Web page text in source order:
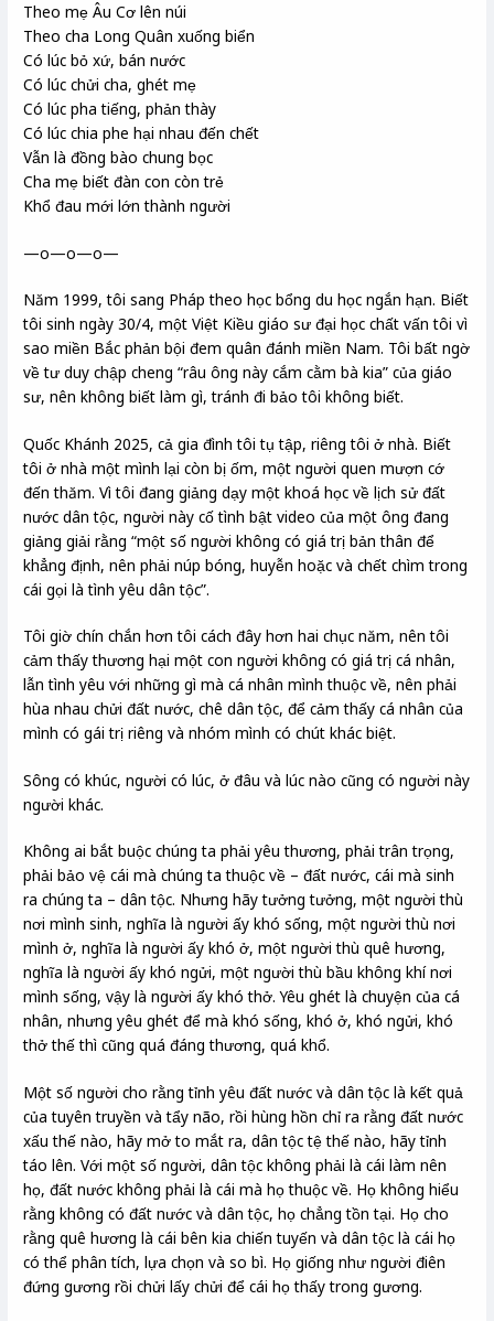
Theo mẹ Âu Cơ lên núi
Theo cha Long Quân xuống biển
Có lúc bỏ xứ, bán nước
Có lúc chửi cha, ghét mẹ
Có lúc pha tiếng, phản thày
Có lúc chia phe hại nhau đến chết
Vẫn là đồng bào chung bọc
Cha mẹ biết đàn con còn trẻ
Khổ đau mới lớn thành người
—o—o—o—
Năm 1999, tôi sang Pháp theo học bổng du học ngắn hạn. Biết
tôi sinh ngày 30/4, một Việt Kiều giáo sư đại học chất vấn tôi vì
sao miền Bắc phản bội đem quân đánh miền Nam. Tôi bất ngờ
về tư duy chập cheng “râu ông này cắm cằm bà kia” của giáo
sư, nên không biết làm gì, tránh đi bảo tôi không biết.
Quốc Khánh 2025, cả gia đình tôi tụ tập, riêng tôi ở nhà. Biết
tôi ở nhà một mình lại còn bị ốm, một người quen mượn cớ
đến thăm. Vì tôi đang giảng dạy một khoá học về lịch sử đất
nước dân tộc, người này cố tình bật video của một ông đang
giảng giải rằng “một số người không có giá trị bản thân để
khẳng định, nên phải núp bóng, huyễn hoặc và chết chìm trong
cái gọi là tình yêu dân tộc”.
Tôi giờ chín chắn hơn tôi cách đây hơn hai chục năm, nên tôi
cảm thấy thương hại một con người không có giá trị cá nhân,
lẫn tình yêu với những gì mà cá nhân mình thuộc về, nên phải
hùa nhau chửi đất nước, chê dân tộc, để cảm thấy cá nhân của
mình có gái trị riêng và nhóm mình có chút khác biệt.
Sông có khúc, người có lúc, ở đâu và lúc nào cũng có người này
người khác.
Không ai bắt buộc chúng ta phải yêu thương, phải trân trọng,
phải bảo vệ cái mà chúng ta thuộc về – đất nước, cái mà sinh
ra chúng ta – dân tộc. Nhưng hãy tưởng tưởng, một người thù
nơi mình sinh, nghĩa là người ấy khó sống, một người thù nơi
mình ở, nghĩa là người ấy khó ở, một người thù quê hương,
nghĩa là người ấy khó ngửi, một người thù bầu không khí nơi
mình sống, vậy là người ấy khó thở. Yêu ghét là chuyện của cá
nhân, nhưng yêu ghét để mà khó sống, khó ở, khó ngửi, khó
thở thế thì cũng quá đáng thương, quá khổ.
Một số người cho rằng tỉnh yêu đất nước và dân tộc là kết quả
của tuyên truyền và tẩy não, rồi hùng hồn chỉ ra rằng đất nước
xấu thế nào, hãy mở to mắt ra, dân tộc tệ thế nào, hãy tỉnh
táo lên. Với một số người, dân tộc không phải là cái làm nên
họ, đất nước không phải là cái mà họ thuộc về. Họ không hiểu
rằng không có đất nước và dân tộc, họ chẳng tồn tại. Họ cho
rằng quê hương là cái bên kia chiến tuyến và dân tộc là cái họ
có thể phân tích, lựa chọn và so bì. Họ giống như người điên
đứng gương rồi chửi lấy chửi để cái họ thấy trong gương.